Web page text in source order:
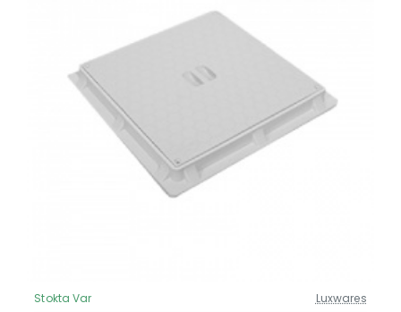
Güncel Fiyat
Stokta Var Luxwares